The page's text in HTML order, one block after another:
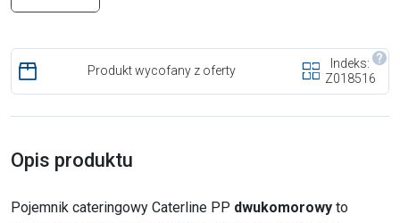
Produkt wycofany z oferty
Indeks:
Z018516
Opis produktu
Pojemnik cateringowy Caterline PP dwukomorowy to